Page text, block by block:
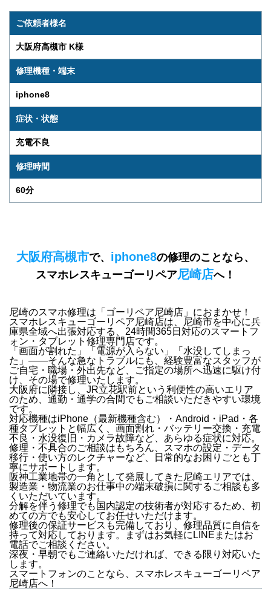
ご依頼者様名
大阪府高槻市 K様
修理機種・端末
iphone8
症状・状態
充電不良
修理時間
60分
大阪府高槻市で、 iphone8の修理のことなら、
スマホレスキューゴーリペア尼崎店へ！
尼崎のスマホ修理は「ゴーリペア尼崎店」におまかせ！
スマホレスキューゴーリペア尼崎店は、
尼崎市を中心に兵
庫県全域へ出張対応する、24時間365日対応のスマートフ
ォン・タブレット修理専門店です。
「画面が割れた」「電源が入らない」「水没してしまっ
た」 ——そんな急なトラブルにも、経験豊富なスタッフが
ご自宅・職場・外出先など、ご指定の場所へ迅速に駆け付
け 、その場で修理いたします。
大阪府に隣接し、JR立花駅前という利便性の高いエリア
のため、通勤・通学の合間でもご相談いただきやすい環境
です。
対応機種はiPhone（最新機種含む）・Android・iPad・各
種タブレット と幅広く、 画面割れ・バッテリー交換・充電
不良・水没復旧・カメラ故障など、あらゆる症状に対応。
修理・不具合のご相談はもちろん、
スマホの設定・データ
移行・使い方のレクチャーなど、日常的なお困りごとも丁
寧にサポートします。
阪神工業地帯の一角として発展してきた尼崎エリアでは、
製造業・物流業のお仕事中の端末破損に関するご相談も多
くいただいています。
分解を伴う修理でも国内認定の技術者が対応するため、初
めての方でも安心してお任せいただけます。
修理後の保証サービス も完備しており、修理品質に自信を
持って対応しております。
まずはお気軽にLINEまたはお
電話でご相談ください。
深夜・早朝でもご連絡いただければ、できる限り対応いた
します。
スマートフォンのことなら、
スマホレスキューゴーリペア
尼崎店へ！